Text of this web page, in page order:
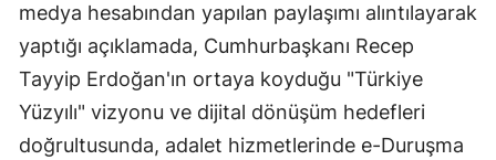
medya hesabından yapılan paylaşımı alıntılayarak
yaptığı açıklamada, Cumhurbaşkanı Recep
Tayyip Erdoğan'ın ortaya koyduğu "Türkiye
Yüzyılı" vizyonu ve dijital dönüşüm hedefleri
doğrultusunda, adalet hizmetlerinde e-Duruşma